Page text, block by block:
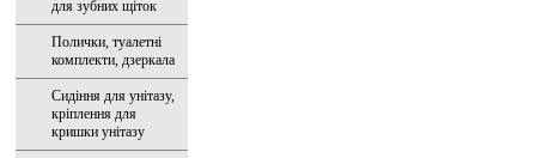
для зубних щіток
Полички, туалетні
комплекти, дзеркала
Сидіння для унітазу,
кріплення для
кришки унітазу